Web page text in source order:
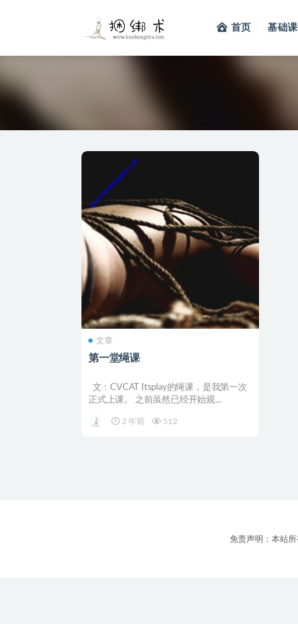
首页 基础
文章
第一堂绳课
文：CVCAT Itsplay的绳课，是我第一次
正式上课。 之前虽然已经开始观...
2 年前 512
免责声明：本站